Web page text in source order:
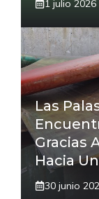
1 julio 2026
Las
Gracias
Hacia
30 junio